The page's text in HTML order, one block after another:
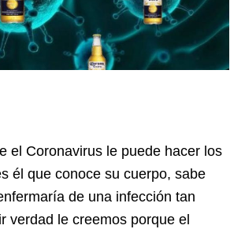
el Coronavirus le puede hacer los
él que conoce su cuerpo, sabe
de una infección tan
verdad le creemos porque el